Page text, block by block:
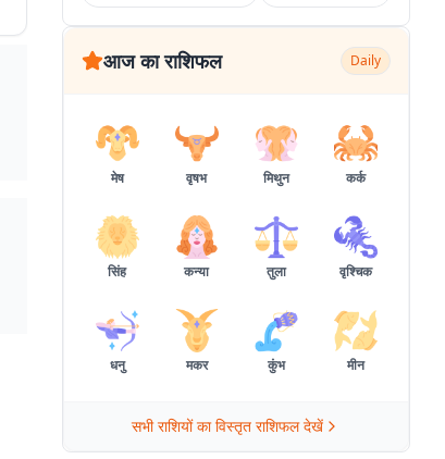
आज का राशिफल Daily
मेष वृषभ मिथुन कर्क
सिंह कन्या तुला वृश्चिक
धनु मकर कुंभ मीन
सभी राशियों का विस्तृत राशिफल देखें